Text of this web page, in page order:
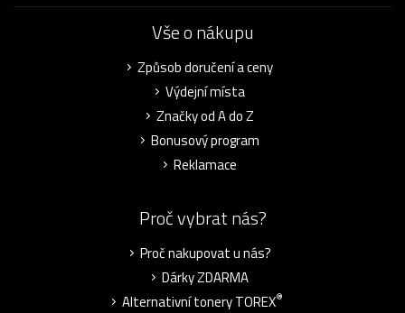
Vše o nákupu
Způsob doručení a ceny
Výdejní místa
Značky od A do Z
Bonusový program
Reklamace
Proč vybrat nás?
Proč nakupovat u nás?
Dárky ZDARMA
Alternativní tonery TOREX®